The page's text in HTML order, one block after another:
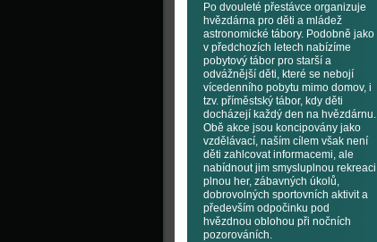
Po dvouleté přestávce organizuje
hvězdárna pro děti a mládež
astronomické tábory. Podobně jako
v předchozích letech nabízíme
pobytový tábor pro starší a
odvážnější děti, které se nebojí
vícedenního pobytu mimo domov, i
tzv. příměstský tábor, kdy děti
docházejí každý den na hvězdárnu.
Obě akce jsou koncipovány jako
vzdělávací, naším cílem však není
děti zahlcovat informacemi, ale
nabídnout jim smysluplnou rekreaci
plnou her, zábavných úkolů,
dobrovolných sportovních aktivit a
především odpočinku pod
hvězdnou oblohou při nočních
pozorováních.